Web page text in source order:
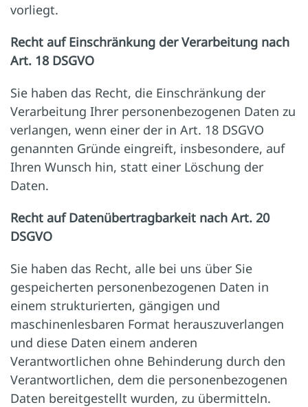
vorliegt.
Recht auf Einschränkung der Verarbeitung nach
Art. 18 DSGVO
Sie haben das Recht, die Einschränkung der
Verarbeitung Ihrer personenbezogenen Daten zu
verlangen, wenn einer der in Art. 18 DSGVO
genannten Gründe eingreift, insbesondere, auf
Ihren Wunsch hin, statt einer Löschung der
Daten.
Recht auf Datenübertragbarkeit nach Art. 20
DSGVO
Sie haben das Recht, alle bei uns über Sie
gespeicherten personenbezogenen Daten in
einem strukturierten, gängigen und
maschinenlesbaren Format herauszuverlangen
und diese Daten einem anderen
Verantwortlichen ohne Behinderung durch den
Verantwortlichen, dem die personenbezogenen
Daten bereitgestellt wurden, zu übermitteln.